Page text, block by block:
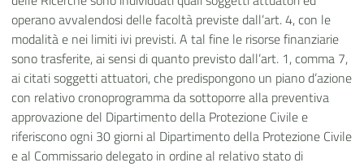
operano avvalendosi delle facoltà previste dall’art. 4, con le
modalità e nei limiti ivi previsti. A tal fine le risorse finanziarie
sono trasferite, ai sensi di quanto previsto dall’art. 1, comma 7,
ai citati soggetti attuatori, che predispongono un piano d’azione
con relativo cronoprogramma da sottoporre alla preventiva
approvazione del Dipartimento della Protezione Civile e
riferiscono ogni 30 giorni al Dipartimento della Protezione Civile
e al Commissario delegato in ordine al relativo stato di